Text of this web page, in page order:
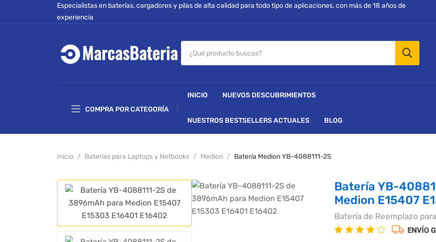
Especialistas en baterías, cargadores y pilas de alta calidad para todo tipo de aplicaciones, con más de 18 años de
experiencia
COMPRA POR CATEGORÍA
INICIO NUEVOS DESCUBRIMIENTOS
NUESTROS BESTSELLERS ACTUALES BLOG
Inicio Baterías para Laptops y Netbooks Medion Batería Medion YB-4088111-2S
Batería YB-
Medion E15407
Batería de Reemplazo